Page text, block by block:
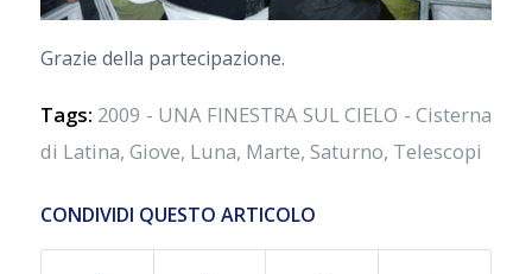
Grazie della partecipazione.
Tags: 2009 - UNA FINESTRA SUL CIELO - Cisterna
di Latina, Giove, Luna, Marte, Saturno, Telescopi
CONDIVIDI QUESTO ARTICOLO